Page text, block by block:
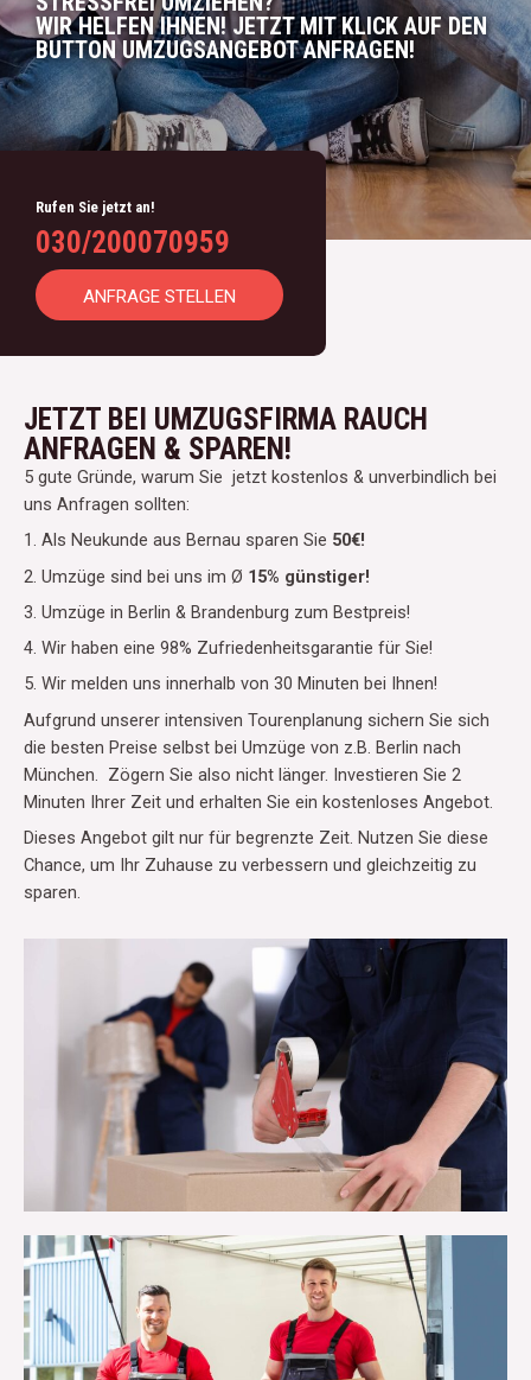
WIR HELFEN IHNEN! JETZT MIT KLICK AUF DEN
BUTTON UMZUGSANGEBOT ANFRAGEN!
Rufen Sie jetzt an!
030/200070959
ANFRAGE STELLEN
JETZT BEI UMZUGSFIRMA RAUCH
ANFRAGEN & SPAREN!
5 gute Gründe, warum Sie jetzt kostenlos & unverbindlich bei
uns Anfragen sollten:
1. Als Neukunde aus Bernau sparen Sie 50€!
2. Umzüge sind bei uns im Ø 15% günstiger!
3. Umzüge in Berlin & Brandenburg zum Bestpreis!
4. Wir haben eine 98% Zufriedenheitsgarantie für Sie!
5. Wir melden uns innerhalb von 30 Minuten bei Ihnen!
Aufgrund unserer intensiven Tourenplanung sichern Sie sich
die besten Preise selbst bei Umzüge von z.B. Berlin nach
München. Zögern Sie also nicht länger. Investieren Sie 2
Minuten Ihrer Zeit und erhalten Sie ein kostenloses Angebot.
Dieses Angebot gilt nur für begrenzte Zeit. Nutzen Sie diese
Chance, um Ihr Zuhause zu verbessern und gleichzeitig zu
sparen.